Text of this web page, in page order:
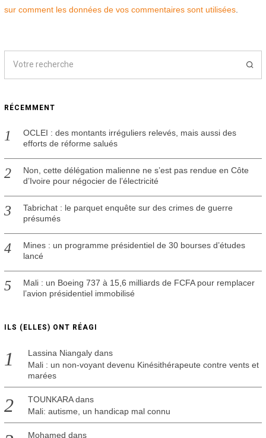
sur comment les données de vos commentaires sont utilisées.
RÉCEMMENT
OCLEI : des montants irréguliers relevés, mais aussi des
efforts de réforme salués
Non, cette délégation malienne ne s’est pas rendue en Côte
d’Ivoire pour négocier de l’électricité
Tabrichat : le parquet enquête sur des crimes de guerre
présumés
Mines : un programme présidentiel de 30 bourses d’études
lancé
Mali : un Boeing 737 à 15,6 milliards de FCFA pour remplacer
l’avion présidentiel immobilisé
ILS (ELLES) ONT RÉAGI
Lassina Niangalydans
Mali : un non-voyant devenu Kinésithérapeute contre vents et
marées
TOUNKARAdans
Mali: autisme, un handicap mal connu
Mohamed dans